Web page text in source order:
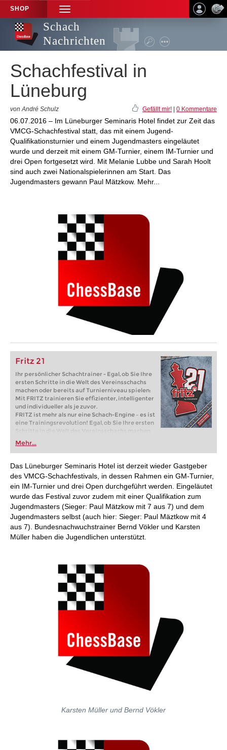
SHOP
TOGGLE
NAVIGATION
Schach
Nachrichten
Schachfestival in
Lüneburg
von André Schulz Gefällt mir! 0 Kommentare
06.07.2016 – Im Lüneburger Seminaris Hotel findet zur Zeit das
VMCG-Schachfestival statt, das mit einem Jugend-
Qualifikationsturnier und einem Jugendmasters eingeläutet
wurde und derzeit mit einem GM-Turnier, einem IM-Turnier und
drei Open fortgesetzt wird. Mit Melanie Lubbe und Sarah Hoolt
sind auch zwei Nationalspielerinnen am Start. Das
Jugendmasters gewann Paul Mätzkow. Mehr...
Fritz 21
Ihr persönlicher Schachtrainer - Egal, ob Sie Ihre
ersten Schritte in die Welt des Vereinsschachs
machen oder bereits auf Turnierniveau spielen:
Mit FRITZ trainieren Sie effizienter, intelligenter
und individueller als je zuvor.
FRITZ ist mehr als nur eine Schach-Engine – es ist
eine Trainingsrevolution! Egal, ob Sie Ihre ersten
Schritte in die Welt des Vereinsschachs machen
oder bereits auf Turnierniveau spielen: Mit
FRITZ trainieren Sie effizienter, intelligenter und
individueller als je zuvor.
Mehr...
Das Lüneburger Seminaris Hotel ist derzeit wieder Gastgeber
des VMCG-Schachfestivals, in dessen Rahmen ein GM-Turnier,
ein IM-Turnier und drei Open durchgeführt werden. Eingeläutet
wurde das Festival zuvor zudem mit einer Qualifikation zum
Jugendmasters (Sieger: Paul Mätzkow mit 7 aus 7) und dem
Jugendmasters selbst (auch hier: Sieger: Paul Mäztkow mit 4
aus 7). Bundesnachwuchstrainer Bernd Vökler und Karsten
Müller haben die Jugendlichen unterstützt.
Karsten Müller und Bernd Vökler